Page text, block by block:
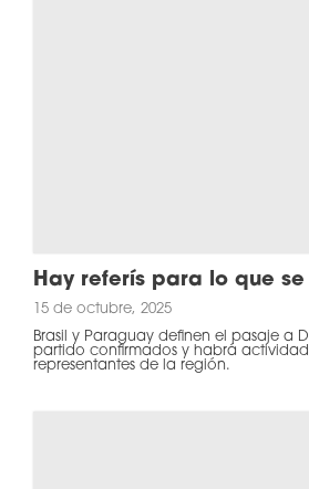
Hay referís para lo que
15 de octubre, 2025
Brasil y Paraguay definen el pasaje a
partido confirmados y habrá
representantes de la región.